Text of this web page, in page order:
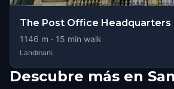
The Post Office Headquarters
1146 m · 15 min walk
Landmark
Descubre más en